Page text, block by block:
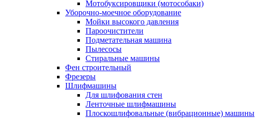
Мотобуксировщики (мотособаки)
Уборочно-моечное оборудование
Мойки высокого давления
Пароочистители
Подметательная машина
Пылесосы
Стиральные машины
Фен строительный
Фрезеры
Шлифмашины
Для шлифования стен
Ленточные шлифмашины
Плоскошлифовальные (вибрационные) машины